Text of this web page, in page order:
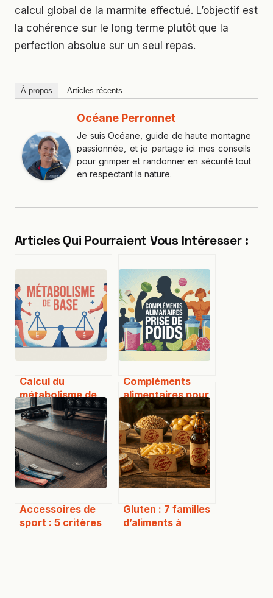
calcul global de la marmite effectué. L’objectif est
la cohérence sur le long terme plutôt que la
perfection absolue sur un seul repas.
À propos Articles récents
Océane Perronnet
Je suis Océane, guide de haute montagne
passionnée, et je partage ici mes conseils
pour grimper et randonner en sécurité tout
en respectant la nature.
Articles Qui Pourraient Vous Intéresser :
Calcul du
métabolisme de
base et perte de
poids : le guide
clair pour bien s’y
prendre
Compléments
alimentaires pour
la prise de poids :
comment choisir
efficacement
Accessoires de
sport : 5 critères
Gluten : 7 familles
d’aliments à